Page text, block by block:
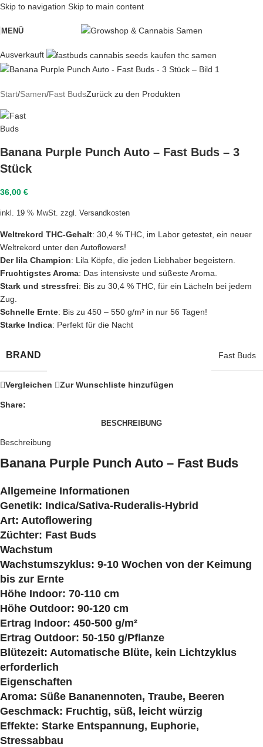
Skip to navigation Skip to main content
MENÜ
Ausverkauft
Start/Samen/Fast BudsZurück zu den Produkten
Banana Purple Punch Auto – Fast Buds – 3
Stück
36,00 €
inkl. 19 % MwSt. zzgl. Versandkosten
Weltrekord THC-Gehalt: 30,4 % THC, im Labor getestet, ein neuer
Weltrekord unter den Autoflowers!
Der lila Champion: Lila Köpfe, die jeden Liebhaber begeistern.
Fruchtigstes Aroma: Das intensivste und süßeste Aroma.
Stark und stressfrei: Bis zu 30,4 % THC, für ein Lächeln bei jedem
Zug.
Schnelle Ernte: Bis zu 450 – 550 g/m² in nur 56 Tagen!
Starke Indica: Perfekt für die Nacht
BRAND Fast Buds
Vergleichen Zur Wunschliste hinzufügen
Share:
BESCHREIBUNG
Beschreibung
Banana Purple Punch Auto – Fast Buds
Allgemeine Informationen
Genetik: Indica/Sativa-Ruderalis-Hybrid
Art: Autoflowering
Züchter: Fast Buds
Wachstum
Wachstumszyklus: 9-10 Wochen von der Keimung
bis zur Ernte
Höhe Indoor: 70-110 cm
Höhe Outdoor: 90-120 cm
Ertrag Indoor: 450-500 g/m²
Ertrag Outdoor: 50-150 g/Pflanze
Blütezeit: Automatische Blüte, kein Lichtzyklus
erforderlich
Eigenschaften
Aroma: Süße Bananennoten, Traube, Beeren
Geschmack: Fruchtig, süß, leicht würzig
Effekte: Starke Entspannung, Euphorie,
Stressabbau